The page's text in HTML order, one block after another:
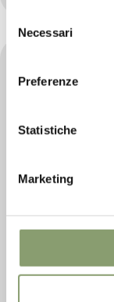
delNecessari
Preferenze
Statistiche
Marketing